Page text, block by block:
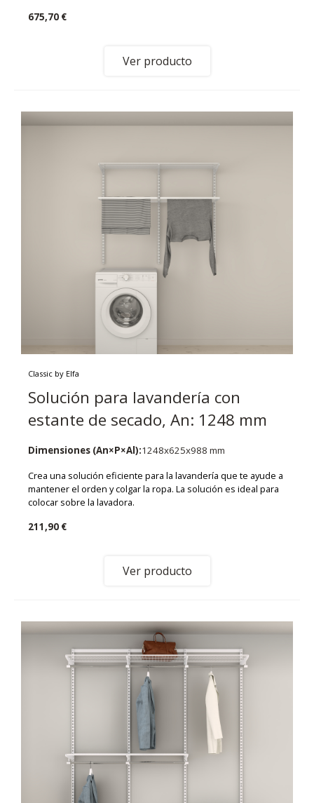
675,70 €
Ver producto
Classic by Elfa
Solución para lavandería con
estante de secado, An: 1248 mm
Dimensiones (An×P×Al):1248x625x988 mm
Crea una solución eficiente para la lavandería que te ayude a
mantener el orden y colgar la ropa. La solución es ideal para
colocar sobre la lavadora.
211,90 €
Ver producto